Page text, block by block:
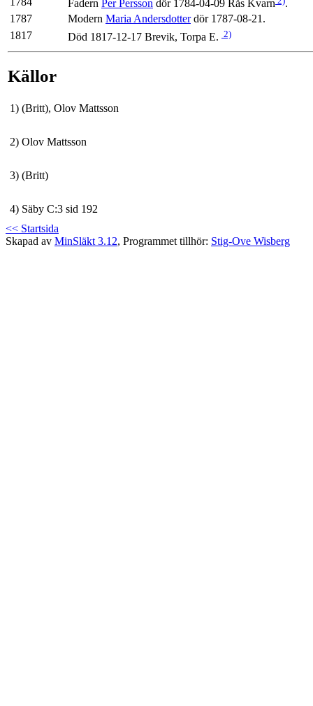
Fadern Per Persson dör 1784-04-09 Rås Kvarn
.
1787
Modern Maria Andersdotterdör 1787-08-21.
1817
Död 1817-12-17 Brevik, Torpa E. 2)
Källor
1) (Britt), Olov Mattsson
2) Olov Mattsson
3) (Britt)
4) Säby C:3 sid 192
<< Startsida
Skapad av MinSläkt 3.12, Programmet tillhör: Stig-Ove Wisberg